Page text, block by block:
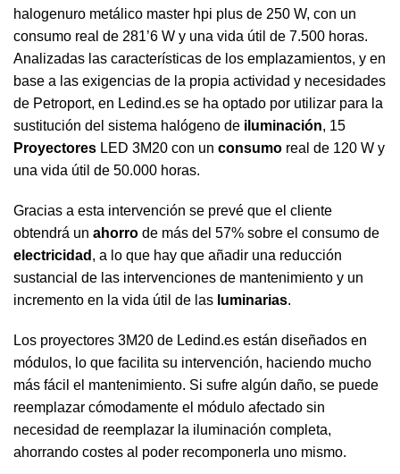
halogenuro metálico master hpi plus de 250 W, con un
consumo real de 281’6 W y una vida útil de 7.500 horas.
Analizadas las características de los emplazamientos, y en
base a las exigencias de la propia actividad y necesidades
de Petroport, en Ledind.es se ha optado por utilizar para la
sustitución del sistema halógeno de iluminación, 15
Proyectores LED 3M20 con un consumo real de 120 W y
una vida útil de 50.000 horas.
Gracias a esta intervención se prevé que el cliente
obtendrá un ahorro de más del 57% sobre el consumo de
electricidad , a lo que hay que añadir una reducción
sustancial de las intervenciones de mantenimiento y un
incremento en la vida útil de las luminarias.
Los proyectores 3M20 de Ledind.es están diseñados en
módulos, lo que facilita su intervención, haciendo mucho
más fácil el mantenimiento. Si sufre algún daño, se puede
reemplazar cómodamente el módulo afectado sin
necesidad de reemplazar la iluminación completa,
ahorrando costes al poder recomponerla uno mismo.